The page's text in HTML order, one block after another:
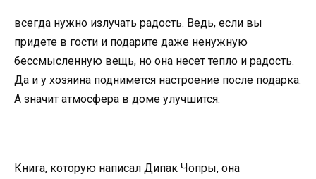
всегда нужно излучать радость. Ведь, если вы
придете в гости и подарите даже ненужную
бессмысленную вещь, но она несет тепло и радость.
Да и у хозяина поднимется настроение после подарка.
А значит атмосфера в доме улучшится.
Книга, которую написал Дипак Чопры, она